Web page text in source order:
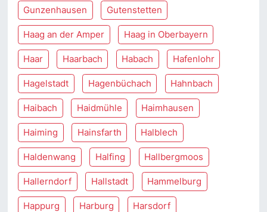
Gunzenhausen Gutenstetten
Haag an der Amper Haag in Oberbayern
Haar Haarbach Habach Hafenlohr
Hagelstadt Hagenbüchach Hahnbach
Haibach Haidmühle Haimhausen
Haiming Hainsfarth Halblech
Haldenwang Halfing Hallbergmoos
Hallerndorf Hallstadt Hammelburg
Happurg Harburg Harsdorf